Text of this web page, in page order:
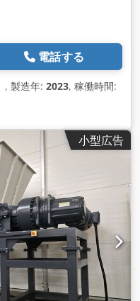
電話する
, 製造年: 2023, 稼働時間:
小型広告